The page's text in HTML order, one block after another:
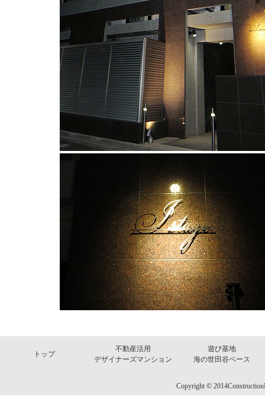
トップ
不動産活用
デザイナーズマンション
遊び基地
海の世田谷ベース
Copyright ©